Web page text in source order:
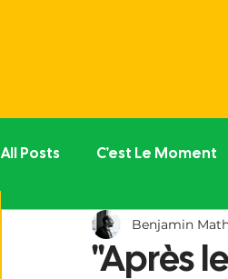
All Posts C'est Le Moment
Politique partout
"Après
Benjamin